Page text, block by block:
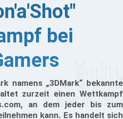
bei
namens „3DMark“ bekannte
zurzeit einen Wettkampf
an dem jeder bis zum
kann. Es handelt sich